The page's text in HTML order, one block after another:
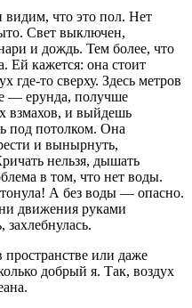
видим, что это пол. Нет
Свет выключен,
и дождь. Тем более, что
Ей кажется: она стоит
где-то сверху. Здесь метров
— ерунда, получше
взмахов, и выйдешь
под потолком. Она
и вынырнуть,
нельзя, дышать
в том, что нет воды.
А без воды — опасно.
движения руками
захлебнулась.
или даже
добрый я. Так, воздух